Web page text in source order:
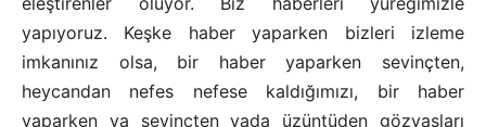
yapıyoruz. Keşke haber yaparken bizleri izleme
imkanınız olsa, bir haber yaparken sevinçten,
heycandan nefes nefese kaldığımızı, bir haber
yaparken ya sevinçten yada üzüntüden gözyaşları